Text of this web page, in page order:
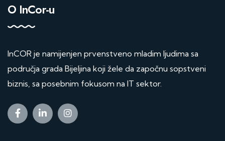
O InCor-u
InCOR je namijenjen prvenstveno mladim ljudima sa
područja grada Bijeljina koji žele da započnu sopstveni
biznis, sa posebnim fokusom na IT sektor.